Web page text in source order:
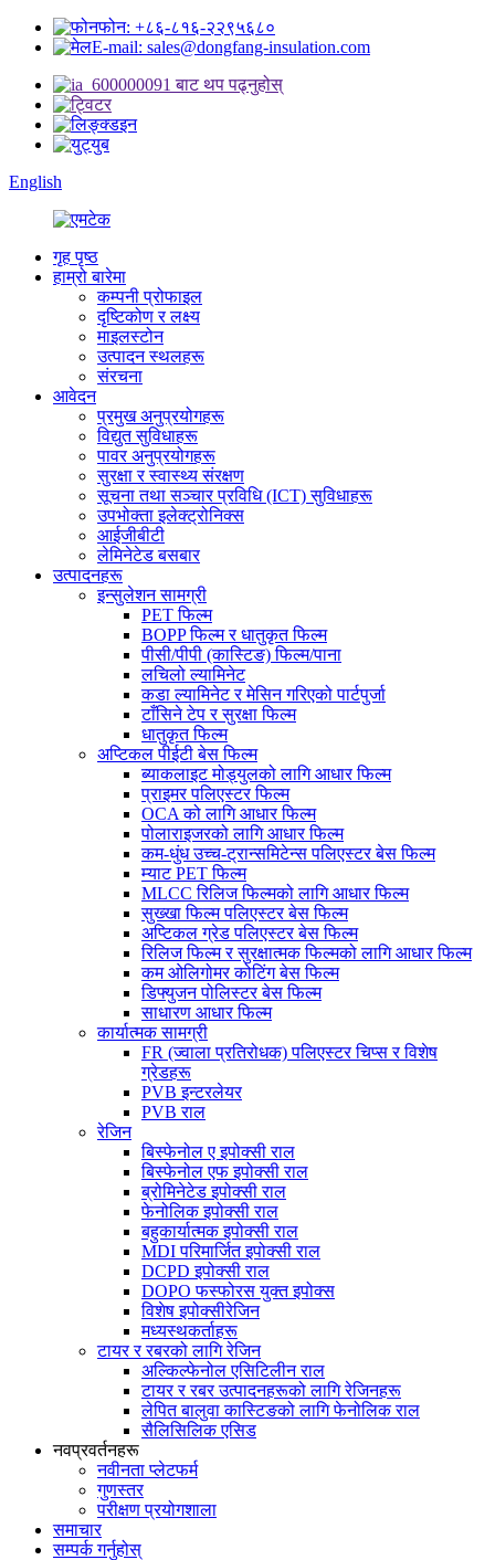
फोन: +८६-८१६-२२९५६८०
E-mail: sales@dongfang-insulation.com
English
गृह पृष्ठ
हाम्रो बारेमा
कम्पनी प्रोफाइल
दृष्टिकोण र लक्ष्य
माइलस्टोन
उत्पादन स्थलहरू
संरचना
आवेदन
प्रमुख अनुप्रयोगहरू
विद्युत सुविधाहरू
पावर अनुप्रयोगहरू
सुरक्षा र स्वास्थ्य संरक्षण
सूचना तथा सञ्चार प्रविधि (ICT) सुविधाहरू
उपभोक्ता इलेक्ट्रोनिक्स
आईजीबीटी
लेमिनेटेड बसबार
उत्पादनहरू
इन्सुलेशन सामग्री
PET फिल्म
BOPP फिल्म र धातुकृत फिल्म
पीसी/पीपी (कास्टिङ) फिल्म/पाना
लचिलो ल्यामिनेट
कडा ल्यामिनेट र मेसिन गरिएको पार्टपुर्जा
टाँसिने टेप र सुरक्षा फिल्म
धातुकृत फिल्म
अप्टिकल पीईटी बेस फिल्म
ब्याकलाइट मोड्युलको लागि आधार फिल्म
प्राइमर पलिएस्टर फिल्म
OCA को लागि आधार फिल्म
पोलाराइजरको लागि आधार फिल्म
कम-धुंध उच्च-ट्रान्समिटेन्स पलिएस्टर बेस फिल्म
म्याट PET फिल्म
MLCC रिलिज फिल्मको लागि आधार फिल्म
सुख्खा फिल्म पलिएस्टर बेस फिल्म
अप्टिकल ग्रेड पलिएस्टर बेस फिल्म
रिलिज फिल्म र सुरक्षात्मक फिल्मको लागि आधार फिल्म
कम ओलिगोमर कोटिंग बेस फिल्म
डिफ्युजन पोलिस्टर बेस फिल्म
साधारण आधार फिल्म
कार्यात्मक सामग्री
FR (ज्वाला प्रतिरोधक) पलिएस्टर चिप्स र विशेष
ग्रेडहरू
PVB इन्टरलेयर
PVB राल
रेजिन
बिस्फेनोल ए इपोक्सी राल
बिस्फेनोल एफ इपोक्सी राल
ब्रोमिनेटेड इपोक्सी राल
फेनोलिक इपोक्सी राल
बहुकार्यात्मक इपोक्सी राल
MDI परिमार्जित इपोक्सी राल
DCPD इपोक्सी राल
DOPO फस्फोरस युक्त इपोक्स
विशेष इपोक्सीरेजिन
मध्यस्थकर्ताहरू
टायर र रबरको लागि रेजिन
अल्किल्फेनोल एसिटिलीन राल
टायर र रबर उत्पादनहरूको लागि रेजिनहरू
लेपित बालुवा कास्टिङको लागि फेनोलिक राल
सैलिसिलिक एसिड
नवप्रवर्तनहरू
नवीनता प्लेटफर्म
गुणस्तर
परीक्षण प्रयोगशाला
समाचार
सम्पर्क गर्नुहोस्